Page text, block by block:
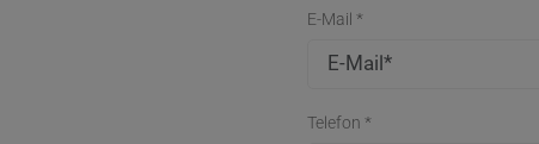
E-Mail *
Telefon *